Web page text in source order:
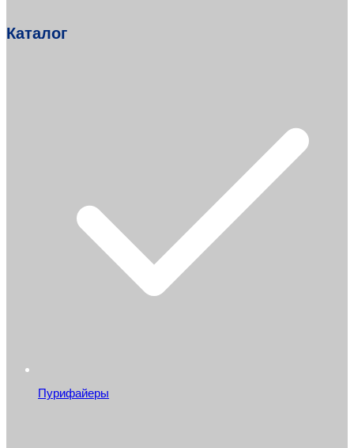
Каталог
Пурифайеры